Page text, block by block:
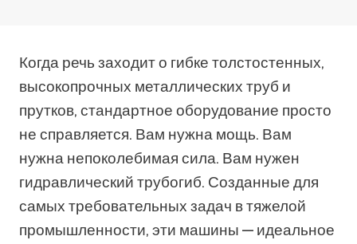
Когда речь заходит о гибке толстостенных,
высокопрочных металлических труб и
прутков, стандартное оборудование просто
не справляется. Вам нужна мощь. Вам
нужна непоколебимая сила. Вам нужен
гидравлический трубогиб. Созданные для
самых требовательных задач в тяжелой
промышленности, эти машины — идеальное